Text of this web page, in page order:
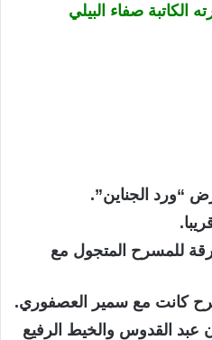
الكاتبة صفاء البيلي
“ورد الجناين”.
للمسرح المتجول مع
كانت مع سمير العصفوري.
عبد القدوس والخيط الرفيع